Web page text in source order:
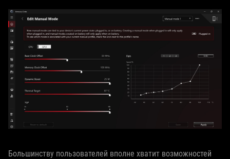
Большинству пользователей вполне хватит возможностей